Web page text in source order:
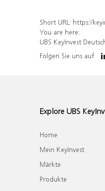
Short URL: https://keyinvest-
You are here:
UBS KeyInvest
Folgen Sie uns auf
Explore UBS
Home
Mein KeyInvest
Märkte
Produkte